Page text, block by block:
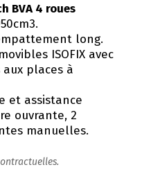
BVA 4 roues
long.
ISOFIX avec
places à
et assistance
ouvrante, 2
manuelles.